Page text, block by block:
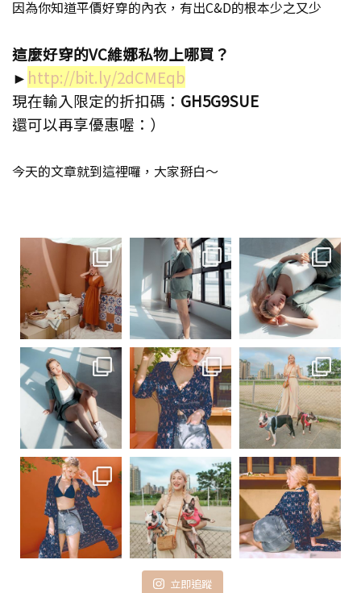
因為你知道平價好穿的內衣，有出C&D的根本少之又少
這麼好穿的VC維娜私物上哪買？
► http://bit.ly/2dCMEqb
現在輸入限定的折扣碼： GH5G9SUE
還可以再享優惠喔：）
今天的文章就到這裡囉，大家掰白～
立即追蹤